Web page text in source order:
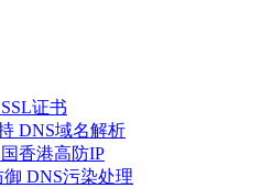
SSL证书
DNS域名解析
香港高防IP
御 DNS污染处理